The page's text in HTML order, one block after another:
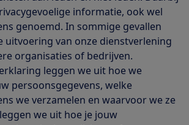
informatie, ook wel
genoemd. In sommige gevallen
uitvoering van onze dienstverlening
organisaties of bedrijven.
leggen we uit hoe we
persoonsgegevens, welke
we verzamelen en waarvoor we ze
we uit hoe je jouw